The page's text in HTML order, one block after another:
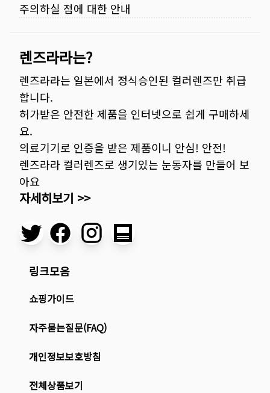
주의하실 점에 대한 안내
렌즈라라는?
렌즈라라는 일본에서 정식승인된 컬러렌즈만 취급
합니다.
허가받은 안전한 제품을 인터넷으로 쉽게 구매하세
요.
의료기기로 인증을 받은 제품이니 안심! 안전!
렌즈라라 컬러렌즈로 생기있는 눈동자를 만들어 보
아요
자세히보기 >>
링크모음
쇼핑가이드
자주묻는질문(FAQ)
개인정보보호방침
전체상품보기